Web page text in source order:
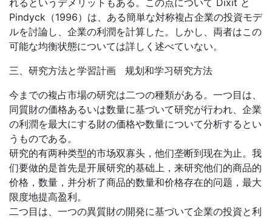
れるというデメリットもある。この点について Dixit と
Pindyck（1996）は、ある簡単な対称複占企業の投資モデ
ルを討論し、企業の利潤を計算した。しかし、両者はこの
可能な均衡状態については詳しく述べていない。
三、研究方法と学習計画 规划和学习研究方法
今までの複占市場の研究は二つの種類がある。一つ目は、
同質財の価格あるいは数量に基づいて研究が行われ、企業
の利潤を最大にする財の価格や数量について分析するとい
うものである。
研究的有两种类型的市场双寡头，他们垄断到现在为止。我
们要做的是首先是开展研究的基础上，来研究他们的商品的
价格，数量，并分析了商品的数量和价格存在的问题，最大
限度地提高盈利。
二つ目は、一つの異質財の開発に基づいて企業の投資と利